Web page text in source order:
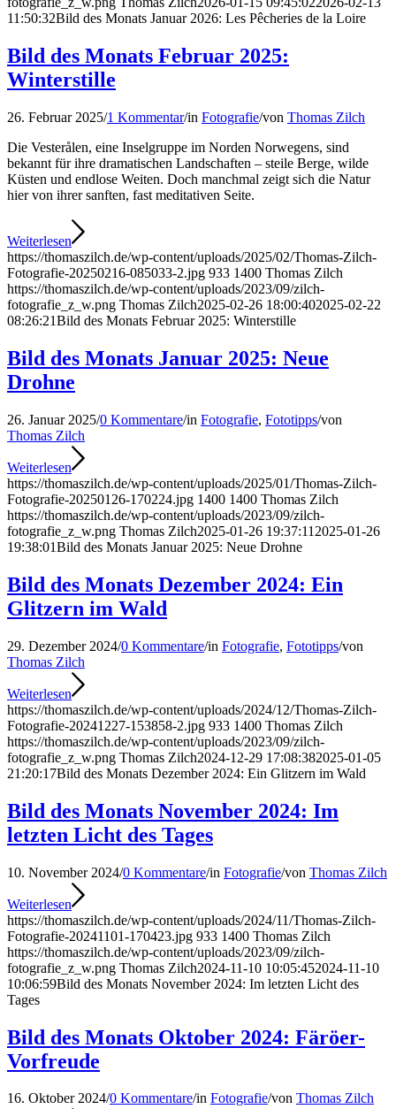
11:50:32Bild des Monats Januar 2026: Les Pêcheries de la Loire
Bild des Monats Februar 2025:
Winterstille
26. Februar 2025/1 Kommentar/in Fotografie/von Thomas Zilch
Die Vesterålen, eine Inselgruppe im Norden Norwegens, sind
bekannt für ihre dramatischen Landschaften – steile Berge, wilde
Küsten und endlose Weiten. Doch manchmal zeigt sich die Natur
hier von ihrer sanften, fast meditativen Seite.
Weiterlesen
https://thomaszilch.de/wp-content/uploads/2025/02/Thomas-Zilch-
Fotografie-20250216-085033-2.jpg 933 1400 Thomas Zilch
https://thomaszilch.de/wp-content/uploads/2023/09/zilch-
fotografie_z_w.png Thomas Zilch2025-02-26 18:00:402025-02-22
08:26:21Bild des Monats Februar 2025: Winterstille
Bild des Monats Januar 2025: Neue
Drohne
26. Januar 2025/0 Kommentare/in Fotografie, Fototipps/von
Thomas Zilch
Weiterlesen
https://thomaszilch.de/wp-content/uploads/2025/01/Thomas-Zilch-
Fotografie-20250126-170224.jpg 1400 1400 Thomas Zilch
https://thomaszilch.de/wp-content/uploads/2023/09/zilch-
fotografie_z_w.png Thomas Zilch2025-01-26 19:37:11 2025-01-26
19:38:01Bild des Monats Januar 2025: Neue Drohne
Bild des Monats Dezember 2024: Ein
Glitzern im Wald
29. Dezember 2024/0 Kommentare/in Fotografie, Fototipps/von
Thomas Zilch
Weiterlesen
https://thomaszilch.de/wp-content/uploads/2024/12/Thomas-Zilch-
Fotografie-20241227-153858-2.jpg 933 1400 Thomas Zilch
https://thomaszilch.de/wp-content/uploads/2023/09/zilch-
fotografie_z_w.png Thomas Zilch2024-12-29 17:08:382025-01-05
21:20:17Bild des Monats Dezember 2024: Ein Glitzern im Wald
Bild des Monats November 2024: Im
letzten Licht des Tages
10. November 2024/0 Kommentare/in Fotografie/von Thomas Zilch
Weiterlesen
https://thomaszilch.de/wp-content/uploads/2024/11/Thomas-Zilch-
Fotografie-20241101-170423.jpg 933 1400 Thomas Zilch
https://thomaszilch.de/wp-content/uploads/2023/09/zilch-
fotografie_z_w.png Thomas Zilch2024-11-10 10:05:452024-11-10
10:06:59Bild des Monats November 2024: Im letzten Licht des
Tages
Bild des Monats Oktober 2024: Färöer-
Vorfreude
16. Oktober 2024/0 Kommentare/in Fotografie/von Thomas Zilch